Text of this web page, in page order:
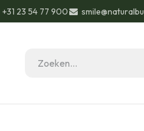
+31 23 54 77 900